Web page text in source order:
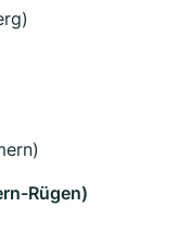
Rügen)